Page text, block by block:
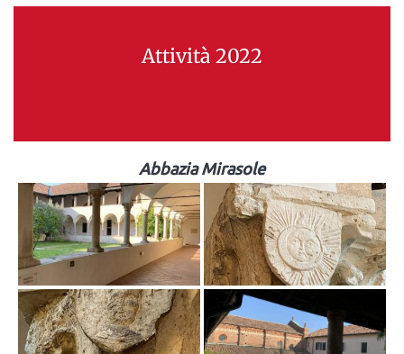
Attività 2022
Abbazia Mirasole